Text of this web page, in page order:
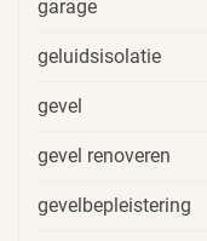
garage
geluidsisolatie
gevel
gevel renoveren
gevelbepleistering